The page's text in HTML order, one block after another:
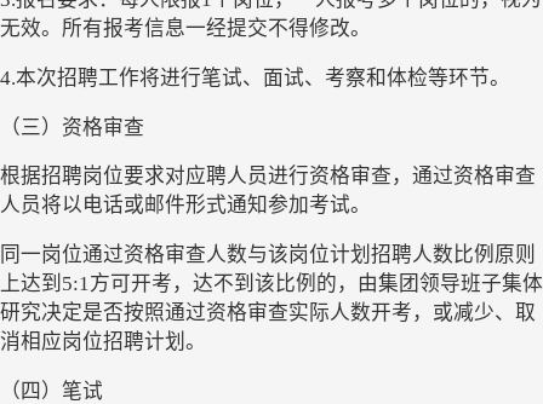
无效。所有报考信息一经提交不得修改。
4.本次招聘工作将进行笔试、面试、考察和体检等环节。
（三）资格审查
根据招聘岗位要求对应聘人员进行资格审查，通过资格审查
人员将以电话或邮件形式通知参加考试。
同一岗位通过资格审查人数与该岗位计划招聘人数比例原则
上达到 5:1方可开考，达不到该比例的，由集团领导班子集体
研究决定是否按照通过资格审查实际人数开考，或减少、取
消相应岗位招聘计划。
（四）笔试